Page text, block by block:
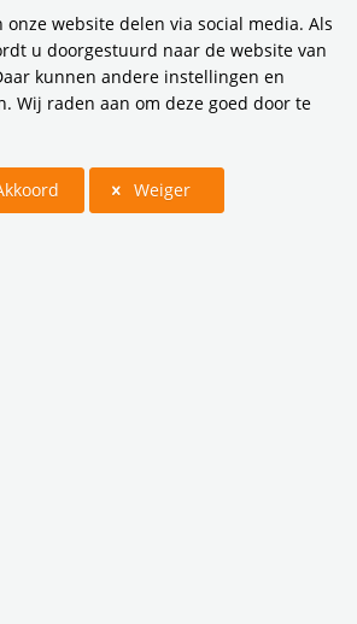
2025
doorfietsroutes 2025
website delen via social media. Als
u doorgestuurd naar de website van
kunnen andere instellingen en
Wij raden aan om deze goed door te
Weiger